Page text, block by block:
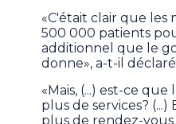
«C'était clair que les
500 000 patients
additionnel que le
donne», a-t-il
«Mais, (...) est-ce
plus de services?
plus de rendez-vous